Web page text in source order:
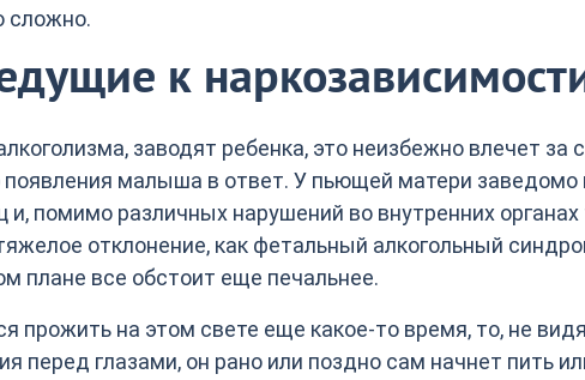
сложно.
к
заводят ребенка, это неизбежно влечет за
малыша в ответ. У пьющей матери заведомо
помимо различных нарушений во внутренних органах
отклонение, как фетальный алкогольный
плане все обстоит еще печальнее.
прожить на этом свете еще какое-то время, то, не видя
перед глазами, он рано или поздно сам начнет пить